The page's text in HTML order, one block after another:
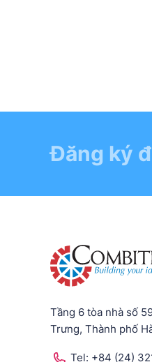
Đăng ký
Tầng 6 tòa nhà số
Trưng, Thành phố
Tel: +84 (24)